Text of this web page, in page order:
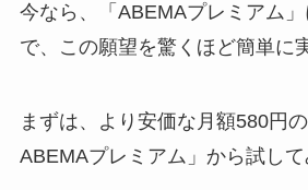
今なら、「ABEMAプレミアム
で、この願望を驚くほど簡単に
まずは、より安価な月額580円
ABEMAプレミアム」から試して